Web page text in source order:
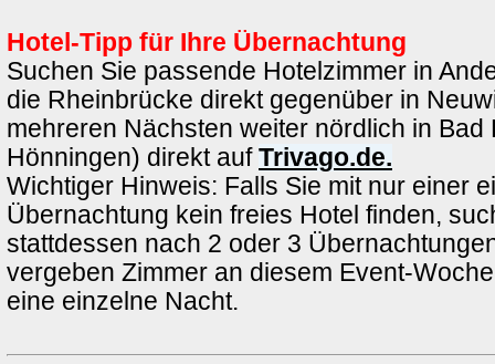
Hotel-Tipp für Ihre Übernachtung
Suchen Sie passende Hotelzimmer in
die Rheinbrücke direkt gegenüber in
mehreren Nächsten weiter nördlich in Bad
Hönningen) direkt auf Trivago.de.
Wichtiger Hinweis: Falls Sie mit nur einer
Übernachtung kein freies Hotel finden,
stattdessen nach 2 oder 3
vergeben Zimmer an diesem Event-
eine einzelne Nacht.